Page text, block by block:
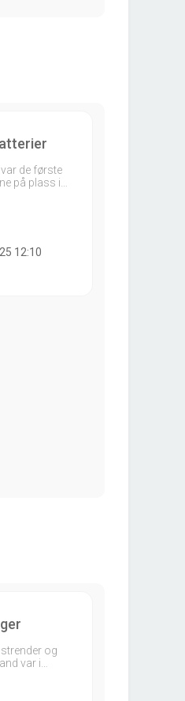
de første
på plass i…
12:10
og
var i…